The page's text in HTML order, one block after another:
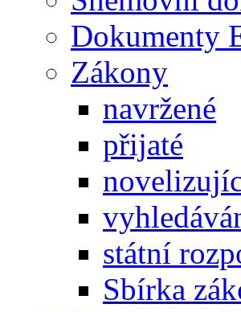
Dokumenty
Zákony
navržené
přijaté
státní
Sbírka